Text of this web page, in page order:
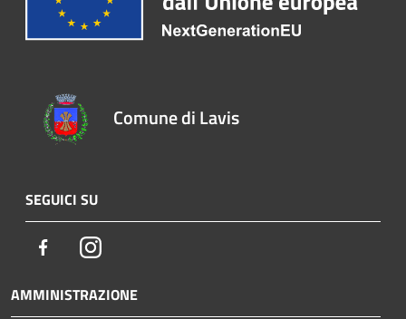
Comune di Lavis
SEGUICI SU
FacebookInstagram
AMMINISTRAZIONE